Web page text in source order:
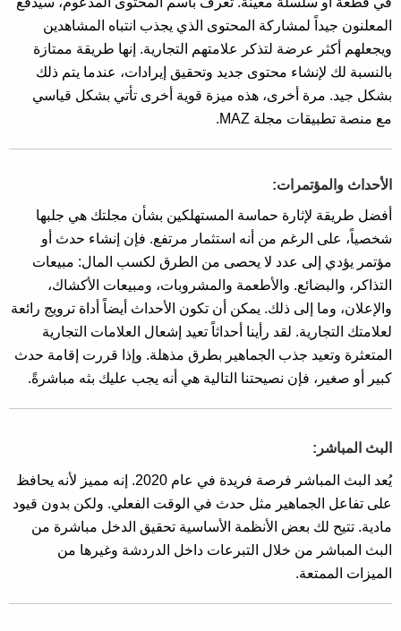
المعلنون جيداً لمشاركة المحتوى الذي يجذب انتباه المشاهدين
ويجعلهم أكثر عرضة لتذكر علامتهم التجارية. إنها طريقة ممتازة
بالنسبة لك لإنشاء محتوى جديد وتحقيق إيرادات، عندما يتم ذلك
بشكل جيد. مرة أخرى، هذه ميزة قوية أخرى تأتي بشكل قياسي
مع منصة تطبيقات مجلة MAZ.
الأحداث والمؤتمرات:
أفضل طريقة لإثارة حماسة المستهلكين بشأن مجلتك هي جلبها
شخصياً، على الرغم من أنه استثمار مرتفع. فإن إنشاء حدث أو
مؤتمر يؤدي إلى عدد لا يحصى من الطرق لكسب المال: مبيعات
التذاكر، والبضائع. والأطعمة والمشروبات، ومبيعات الأكشاك،
والإعلان، وما إلى ذلك. يمكن أن تكون الأحداث أيضاً أداة ترويج رائعة
لعلامتك التجارية. لقد رأينا أحداثاً تعيد إشعال العلامات التجارية
المتعثرة وتعيد جذب الجماهير بطرق مذهلة. وإذا قررت إقامة حدث
كبير أو صغير، فإن نصيحتنا التالية هي أنه يجب عليك بثه مباشرةً.
البث المباشر:
يُعد البث المباشر فرصة فريدة في عام 2020. إنه مميز لأنه يحافظ
على تفاعل الجماهير مثل حدث في الوقت الفعلي. ولكن بدون قيود
مادية. تتيح لك بعض الأنظمة الأساسية تحقيق الدخل مباشرة من
البث المباشر من خلال التبرعات داخل الدردشة وغيرها من
الميزات الممتعة.